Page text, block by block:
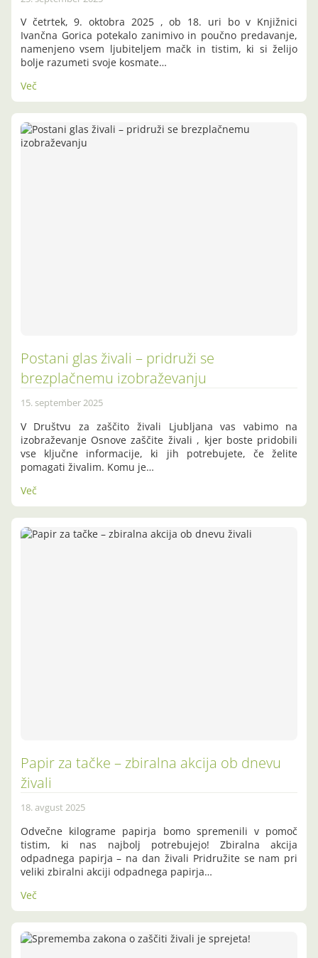
V četrtek, 9. oktobra 2025 , ob 18. uri bo v Knjižnici
Ivančna Gorica potekalo zanimivo in poučno predavanje,
namenjeno vsem ljubiteljem mačk in tistim, ki si želijo
bolje razumeti svoje kosmate…
Več
Postani glas živali – pridruži se
brezplačnemu izobraževanju
15. september 2025
V Društvu za zaščito živali Ljubljana vas vabimo na
izobraževanje Osnove zaščite živali , kjer boste pridobili
vse ključne informacije, ki jih potrebujete, če želite
pomagati živalim. Komu je…
Več
Papir za tačke – zbiralna akcija ob dnevu
živali
18. avgust 2025
Odvečne kilograme papirja bomo spremenili v pomoč
tistim, ki nas najbolj potrebujejo! Zbiralna akcija
odpadnega papirja – na dan živali Pridružite se nam pri
veliki zbiralni akciji odpadnega papirja…
Več